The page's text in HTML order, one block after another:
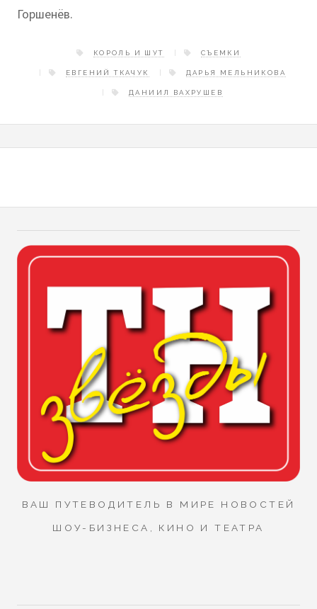
Горшенëв.
КОРОЛЬ И ШУТ СЪЕМКИ
ЕВГЕНИЙ ТКАЧУК ДАРЬЯ МЕЛЬНИКОВА
ДАНИИЛ ВАХРУШЕВ
ВАШ ПУТЕВОДИТЕЛЬ В МИРЕ НОВОСТЕЙ
ШОУ-БИЗНЕСА, КИНО И ТЕАТРА